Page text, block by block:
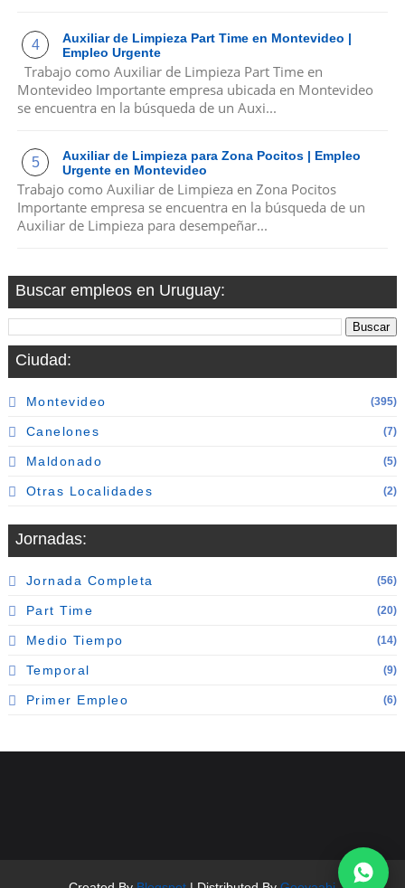
Auxiliar de Limpieza Part Time en Montevideo |
Empleo Urgente
Trabajo como Auxiliar de Limpieza Part Time en
Montevideo Importante empresa ubicada en Montevideo
se encuentra en la búsqueda de un Auxi...
Auxiliar de Limpieza para Zona Pocitos | Empleo
Urgente en Montevideo
Trabajo como Auxiliar de Limpieza en Zona Pocitos
Importante empresa se encuentra en la búsqueda de un
Auxiliar de Limpieza para desempeñar...
Buscar empleos en Uruguay:
Ciudad:
Montevideo (395)
Canelones (7)
Maldonado (5)
Otras Localidades (2)
Jornadas:
Jornada Completa (56)
Part Time (20)
Medio Tiempo (14)
Temporal (9)
Primer Empleo (6)